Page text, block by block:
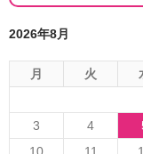
ョ
ン
2026年8月
月 火
3
4
10
11